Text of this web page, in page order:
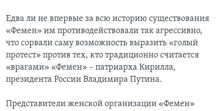
Едва ли не впервые за всю историю существования
«Фемен» им противодействовали так агрессивно,
что сорвали саму возможность выразить «голый
протест» против тех, кто традиционно считается
«врагами» «Фемен» – патриарха Кирилла,
президента России Владимира Путина.
Представители женской организации «Фемен»